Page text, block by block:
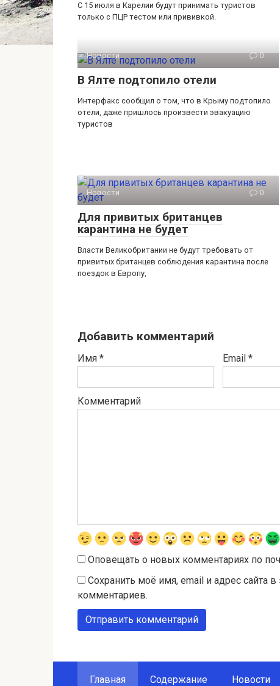
С 15 июля в Карелии будут принимать туристов
только с ПЦР тестом или прививкой.
Новости 0
В Ялте подтопило отели
Интерфакс сообщил о том, что в Крыму подтопило
отели, даже пришлось произвести эвакуацию
туристов
Новости 0
Для привитых британцев
карантина не будет
Власти Великобритании не будут требовать от
привитых британцев соблюдения карантина после
поездок в Европу,
Добавить комментарий
Имя * Email *
Комментарий
Оповещать о новых комментариях по
Сохранить моё имя, email и адрес сайта
комментариев.
Главная Содержание Новости